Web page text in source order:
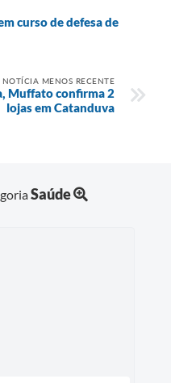
curso de defesa de
NOTÍCIA MENOS RECENTE
Muffato confirma 2
lojas em Catanduva
Saúde